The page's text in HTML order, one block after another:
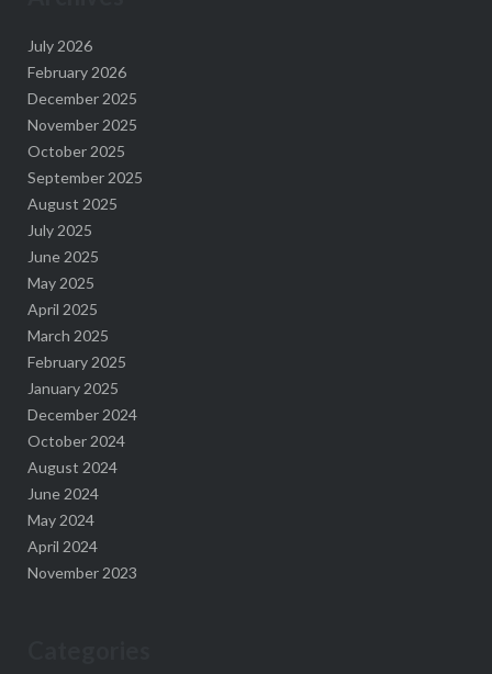
July 2026
February 2026
December 2025
November 2025
October 2025
September 2025
August 2025
July 2025
June 2025
May 2025
April 2025
March 2025
February 2025
January 2025
December 2024
October 2024
August 2024
June 2024
May 2024
April 2024
November 2023